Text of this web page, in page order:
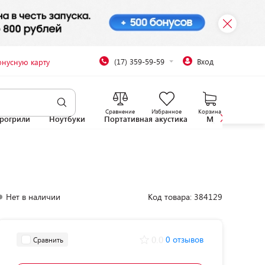
карту (17) 359-59-59 Вход
Сравнение Избранное Корзина
Ноутбуки Портативная акустика
Нет в наличии Код товара: 384129
Сравнить 0 отзывов